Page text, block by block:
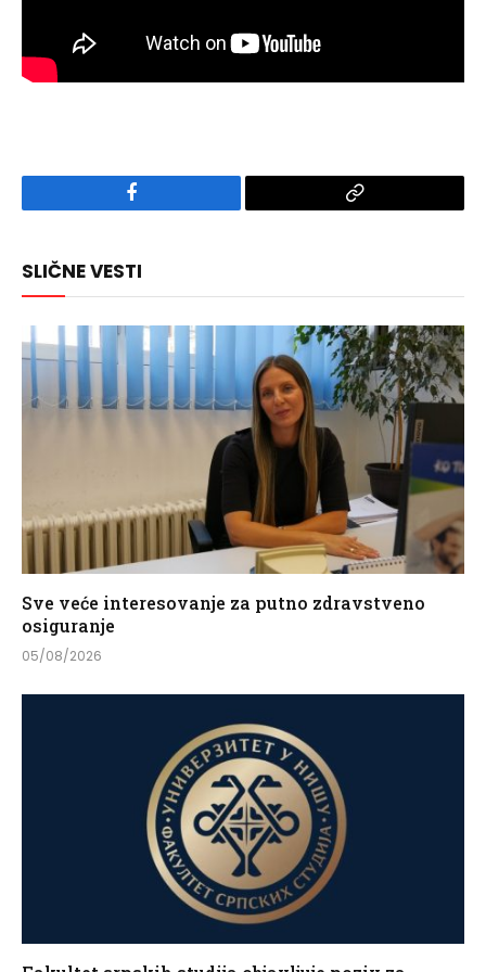
Facebook
Copy
SLIČNE VESTI
Sve veće interesovanje za putno zdravstveno
osiguranje
05/08/2026